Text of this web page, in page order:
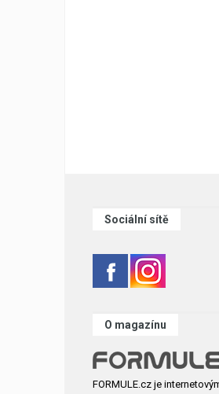
Sociální sítě
O magazínu
FORMULE.cz je